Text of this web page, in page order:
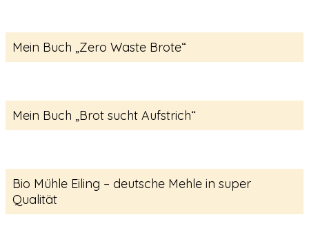
Mein Buch „Zero Waste Brote“
Mein Buch „Brot sucht Aufstrich“
Bio Mühle Eiling – deutsche Mehle in super
Qualität